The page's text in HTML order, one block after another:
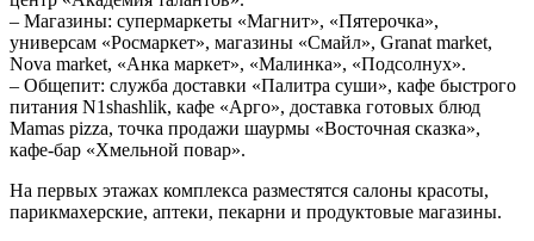
– Магазины: супермаркеты «Магнит», «Пятерочка»,
универсам «Росмаркет», магазины «Смайл», Granat market,
Nova market, «Анка маркет», «Малинка», «Подсолнух».
– Общепит: служба доставки «Палитра суши», кафе быстрого
питания N1shashlik, кафе «Арго», доставка готовых блюд
Mamas pizza, точка продажи шаурмы «Восточная сказка»,
кафе-бар «Хмельной повар».
На первых этажах комплекса разместятся салоны красоты,
парикмахерские, аптеки, пекарни и продуктовые магазины.